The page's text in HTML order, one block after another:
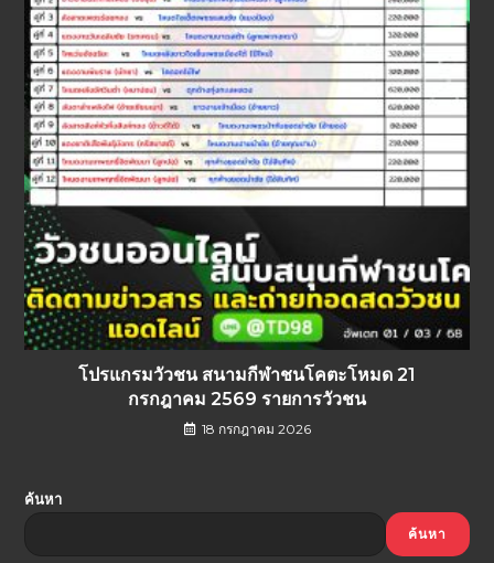
โปรแกรมวัวชน สนามกีฬาชนโคตะโหมด 21
กรกฎาคม 2569 รายการวัวชน
18 กรกฎาคม 2026
ค้นหา
ค้นหา